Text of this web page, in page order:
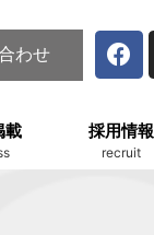
わせ
載 採用情報
recruit